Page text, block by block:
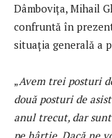
Dâmbovița, Mihail
confruntă în
situația generală a
„Avem trei posturi
două posturi de
anul trecut, dar